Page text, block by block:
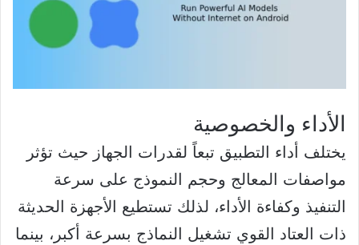
الأداء والخصوصية
يختلف أداء التطبيق تبعاً لقدرات الجهاز حيث تؤثر
مواصفات المعالج وحجم النموذج على سرعة
التنفيذ وكفاءة الأداء، لذلك تستطيع الأجهزة الحديثة
ذات العتاد القوي تشغيل النماذج بسرعة أكبر، بينما